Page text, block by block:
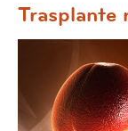
Trasplante